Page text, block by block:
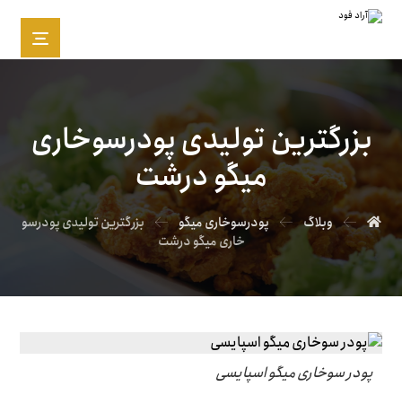
بزرگترین تولیدی پودرسوخاری
میگو درشت
وبلاگ پودرسوخاری میگو
بزرگترین تولیدی پودرسو
خاری میگو درشت
پودر سوخاری میگو اسپایسی